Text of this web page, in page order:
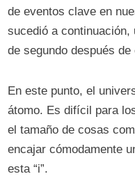
de eventos clave en
sucedió a
de segundo después de
En este punto, el
átomo. Es difícil para
el tamaño de cosas
encajar cómodamente
esta “i”.